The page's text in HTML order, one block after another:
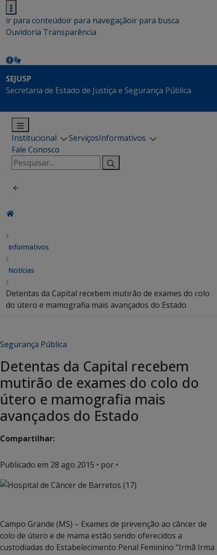
ir para conteúdoir para navegaçãoir para busca
Ouvidoria Transparência
SEJUSP
Secretaria de Estado de Justiça e Segurança Pública
Institucional ServiçosInformativos
Fale Conosco
Pesquisar
por:
Informativos
Notícias
Detentas da Capital recebem mutirão de exames do colo
do útero e mamografia mais avançados do Estado
Segurança Pública
Detentas da Capital recebem
mutirão de exames do colo do
útero e mamografia mais
avançados do Estado
Compartilhar:
Publicado em 28 ago 2015 • por •
Campo Grande (MS) – Exames de prevenção ao câncer de
colo de útero e de mama estão sendo oferecidos a
custodiadas do Estabelecimento Penal Feminino “Irmã Irma